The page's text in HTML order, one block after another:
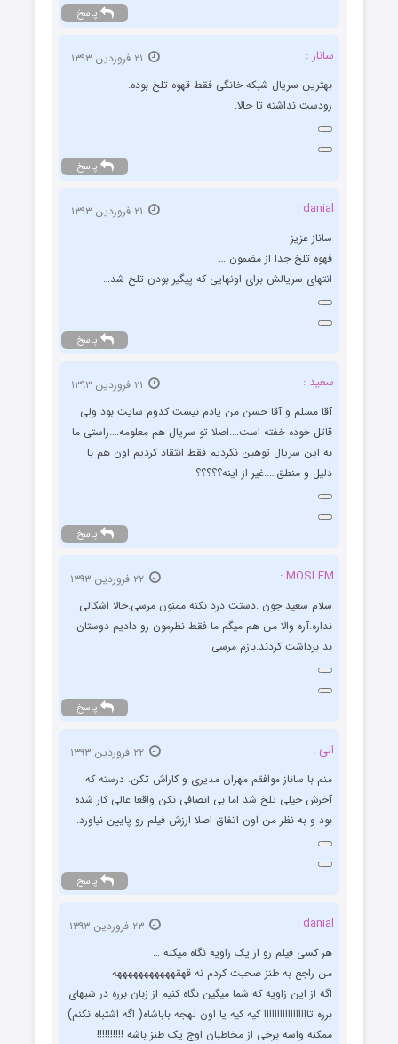
پاسخ
ساناز :
بهترین سریال شبکه خانگی فقط قهوه تلخ بوده.
رودست نداشته تا حالا.
پاسخ
danial :
ساناز عزیز
قهوه تلخ جدا از مضمون …
انتهای سریالش برای اونهایی که پیگیر بودن تلخ شد…
پاسخ
سعید :
آقا مسلم و آقا حسن من یادم نیست کدوم سایت بود ولی
قاتل خوده خفته است….اصلا تو سریال هم معلومه….راستی ما
به این سریال توهین نکردیم فقط انتقاد کردیم اون هم با
دلیل و منطق…..غیر از اینه؟؟؟؟؟
پاسخ
MOSLEM :
۲۲ فروردین ۱۳۹۳
سلام سعید جون .دستت درد نکنه ممنون مرسی.حالا اشکالی
نداره.آره والا من هم میگم ما فقط نظرمون رو دادیم دوستان
بد برداشت کردند.بازم مرسی
پاسخ
الی :
۲۲ فروردین ۱۳۹۳
منم با ساناز موافقم مهران مدیری و کاراش تکن. درسته که
آخرش خیلی تلخ شد اما بی انصافی نکن واقعا عالی کار شده
بود و به نظر من اون اتفاق اصلا ارزش فیلم رو پایین نیاورد.
پاسخ
danial :
هر کسی فیلم رو از یک زاویه نگاه میکنه …
من راجع به طنز صحبت کردم نه قهقهههههههههههه
اگه از این زاویه که شما میگین نگاه کنیم از زبان برره در شبهای
برره تااااااااااااااااا کیه کیه یا اون لهجه باباشاه( اگه اشتباه نکنم)
ممکنه واسه برخی از مخاطبان اوج یک طنز باشه !!!!!!!!!!